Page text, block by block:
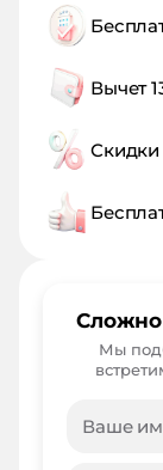
Вычет
Скидки
Сложно
Мы